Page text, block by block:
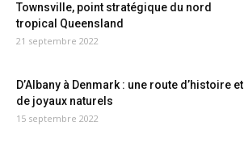
Townsville, point stratégique du nord
tropical Queensland
21 septembre 2022
D’Albany à Denmark : une route d’histoire et
de joyaux naturels
15 septembre 2022